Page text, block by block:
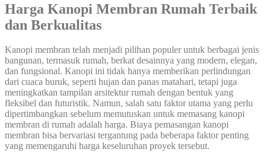
Harga Kanopi Membran Rumah Terbaik
dan Berkualitas
Kanopi membran telah menjadi pilihan populer untuk berbagai jenis
bangunan, termasuk rumah, berkat desainnya yang modern, elegan,
dan fungsional. Kanopi ini tidak hanya memberikan perlindungan
dari cuaca buruk, seperti hujan dan panas matahari, tetapi juga
meningkatkan tampilan arsitektur rumah dengan bentuk yang
fleksibel dan futuristik. Namun, salah satu faktor utama yang perlu
dipertimbangkan sebelum memutuskan untuk memasang kanopi
membran di rumah adalah harga. Biaya pemasangan kanopi
membran bisa bervariasi tergantung pada beberapa faktor penting
yang memengaruhi harga keseluruhan proyek tersebut.